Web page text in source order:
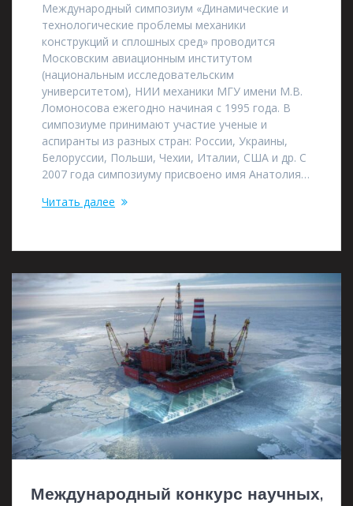
Международный симпозиум «Динамические и
технологические проблемы механики
конструкций и сплошных сред» проводится
Московским авиационным институтом
(национальным исследовательским
университетом), НИИ механики МГУ имени М.В.
Ломоносова ежегодно начиная с 1995 года. В
симпозиуме принимают участие ученые и
аспиранты из разных стран: России, Украины,
Белоруссии, Польши, Чехии, Италии, США и др. С
2007 года симпозиуму присвоено имя Анатолия…
Читать далее
Международный конкурс научных,